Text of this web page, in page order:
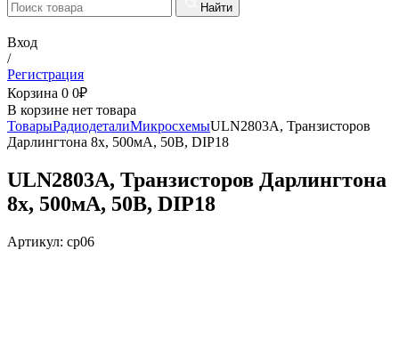
Найти
Вход
/
Регистрация
Корзина 0 0₽
В корзине нет товара
ТоварыРадиодеталиМикросхемыULN2803A, Транзисторов
Дарлингтона 8х, 500мА, 50В, DIP18
ULN2803A, Транзисторов Дарлингтона
8х, 500мА, 50В, DIP18
Артикул: cp06